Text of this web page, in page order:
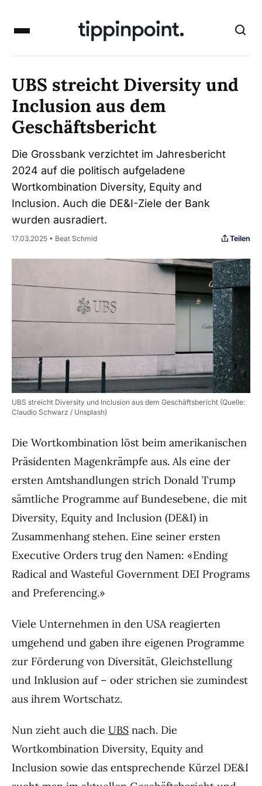
UBS streicht Diversity und
Inclusion aus dem
Geschäftsbericht
Die Grossbank verzichtet im Jahresbericht
2024 auf die politisch aufgeladene
Wortkombination Diversity, Equity and
Inclusion. Auch die DE&I-Ziele der Bank
wurden ausradiert.
17.03.2025 • Beat Schmid Teilen
UBS streicht Diversity und Inclusion aus dem Geschäftsbericht (Quelle:
Claudio Schwarz / Unsplash)
Die Wortkombination löst beim amerikanischen
Präsidenten Magenkrämpfe aus. Als eine der
ersten Amtshandlungen strich Donald Trump
sämtliche Programme auf Bundesebene, die mit
Diversity, Equity and Inclusion (DE&I) in
Zusammenhang stehen. Eine seiner ersten
Executive Orders trug den Namen: «Ending
Radical and Wasteful Government DEI Programs
and Preferencing.»
Viele Unternehmen in den USA reagierten
umgehend und gaben ihre eigenen Programme
zur Förderung von Diversität, Gleichstellung
und Inklusion auf – oder strichen sie zumindest
aus ihrem Wortschatz.
Nun zieht auch die UBS nach. Die
Wortkombination Diversity, Equity and
Inclusion sowie das entsprechende Kürzel DE&I